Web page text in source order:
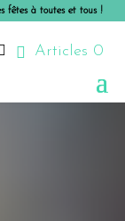
fêtes à toutes et tous !
 Articles 0